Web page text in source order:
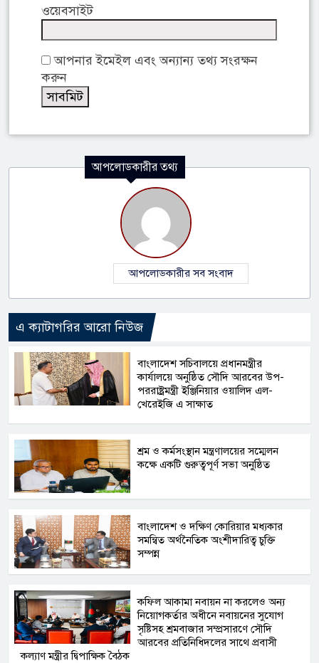
ওয়েবসাইট
আপনার ইমেইল এবং অন্যান্য তথ্য সংরক্ষন
করুন
আপলোডকারীর তথ্য
আপলোডকারীর সব সংবাদ
এ ক্যাটাগরির আরো নিউজ
বাংলাদেশ সচিবালয়ে প্রধানমন্ত্রীর
কার্যালয়ে অনুষ্ঠিত সৌদি আরবের উপ-
পররাষ্ট্রমন্ত্রী ইঞ্জিনিয়ার ওয়ালিদ এল-
খেরেইজি এ সাক্ষাত
শ্রম ও কর্মসংস্থান মন্ত্রণালয়ের সম্মেলন
কক্ষে একটি গুরুত্বপূর্ণ সভা অনুষ্ঠিত
বাংলাদেশ ও দক্ষিণ কোরিয়ার মধ্যকার
সমন্বিত অর্থনৈতিক অংশীদারিত্ব চুক্তি
সম্পন্ন
কফিল আকামা নবায়ন না করলেও অন্য
নিয়োগকর্তার অধীনে নবায়নের সুযোগ
সৃষ্টিসহ শ্রমবাজার সম্প্রসারণে সৌদি
আরবের প্রতিনিধিদলের সাথে প্রবাসী
কল্যাণ মন্ত্রীর দ্বিপাক্ষিক বৈঠক